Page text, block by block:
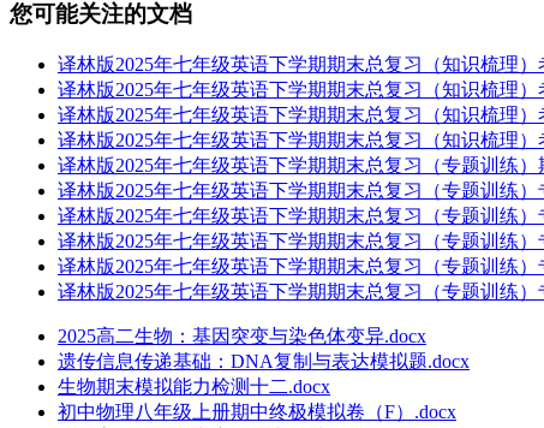
您可能关注的文档
译林版2025年七年级英语下学期期末总复习（知识梳理
译林版2025年七年级英语下学期期末总复习（知识梳理
译林版2025年七年级英语下学期期末总复习（知识梳理
译林版2025年七年级英语下学期期末总复习（知识梳理
译林版2025年七年级英语下学期期末总复习（专题训练
译林版2025年七年级英语下学期期末总复习（专题训练
译林版2025年七年级英语下学期期末总复习（专题训练
译林版2025年七年级英语下学期期末总复习（专题训练
译林版2025年七年级英语下学期期末总复习（专题训练
译林版2025年七年级英语下学期期末总复习（专题训练
2025高二生物：基因突变与染色体变异.docx
遗传信息传递基础：DNA复制与表达模拟题.docx
生物期末模拟能力检测十二.docx
初中物理八年级上册期中终极模拟卷（F）.docx